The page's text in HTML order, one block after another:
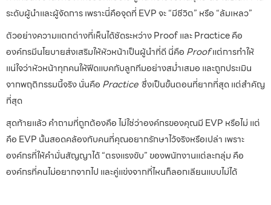
ระดับผู้นำและผู้จัดการ เพราะนี่คือจุดที่ EVP จะ “มีชีวิต” หรือ “ล้มเหลว”
ตัวอย่างความแตกต่างที่เห็นได้ชัดระหว่าง Proof และ Practice คือ
องค์กรมีนโยบายส่งเสริมให้หัวหน้าเป็นผู้นำที่ดี นี่คือ Proofแต่การทำให้
แน่ใจว่าหัวหน้าทุกคนให้ฟีดแบคกับลูกทีมอย่างสม่ำเสมอ และถูกประเมิน
จากพฤติกรรมนี้จริง นั่นคือ Practice ซึ่งเป็นขั้นตอนที่ยากที่สุด แต่สำคัญ
ที่สุด
สุดท้ายแล้ว คำถามที่ถูกต้องคือ ไม่ใช่ว่าองค์กรของคุณมี EVP หรือไม่ แต่
คือ EVP นั้นสอดคล้องกับคนที่คุณอยากรักษาไว้จริงหรือเปล่า เพราะ
องค์กรที่ให้คำมั่นสัญญาได้ “ตรงแรงขับ” ของพนักงานแต่ละกลุ่ม คือ
องค์กรที่คนไม่อยากจากไป และคู่แข่งจากที่ไหนก็ลอกเลียนแบบไม่ได้